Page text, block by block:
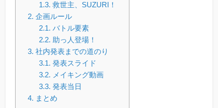
1.3. 救世主、SUZURI！
2. 企画ルール
2.1. バトル要素
2.2. 助っ人登場！
3. 社内発表までの道のり
3.1. 発表スライド
3.2. メイキング動画
3.3. 発表当日
4. まとめ